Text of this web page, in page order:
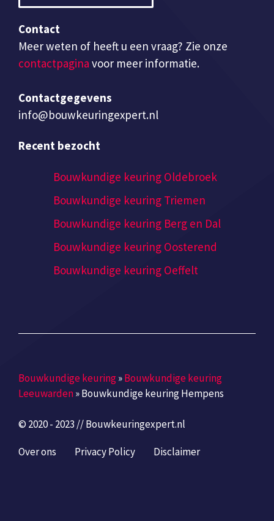
Contact
Meer weten of heeft u een vraag? Zie onze
contactpagina voor meer informatie.
Contactgegevens
info@bouwkeuringexpert.nl
Recent bezocht
Bouwkundige keuring Oldebroek
Bouwkundige keuring Triemen
Bouwkundige keuring Berg en Dal
Bouwkundige keuring Oosterend
Bouwkundige keuring Oeffelt
Bouwkundige keuring»Bouwkundige keuring
Leeuwarden»Bouwkundige keuring Hempens
© 2020 - 2023 // Bouwkeuringexpert.nl
Over ons Privacy Policy Disclaimer